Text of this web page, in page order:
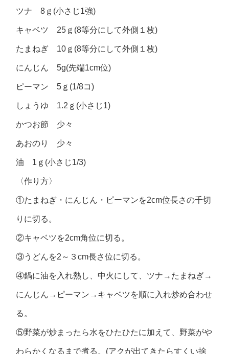
ツナ 8ｇ(小さじ1強)
キャベツ 25ｇ(8等分にして外側１枚)
たまねぎ 10ｇ(8等分にして外側１枚)
にんじん 5g(先端1cm位)
ピーマン 5ｇ(1/8コ)
しょうゆ 1.2ｇ(小さじ1)
かつお節 少々
あおのり 少々
油 1ｇ(小さじ1/3)
〈作り方〉
①たまねぎ・にんじん・ピーマンを2cm位長さの千切
りに切る。
②キャベツを2cm角位に切る。
③うどんを2～３cm長さ位に切る。
④鍋に油を入れ熱し、中火にして、ツナ→たまねぎ→
にんじん→ピーマン→キャベツを順に入れ炒め合わせ
る。
⑤野菜が炒まったら水をひたひたに加えて、野菜がや
わらかくなるまで煮る。(アクが出てきたらすくい捨